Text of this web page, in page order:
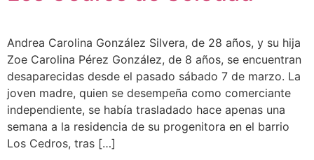
Andrea Carolina González Silvera, de 28 años, y su hija
Zoe Carolina Pérez González, de 8 años, se encuentran
desaparecidas desde el pasado sábado 7 de marzo. La
joven madre, quien se desempeña como comerciante
independiente, se había trasladado hace apenas una
semana a la residencia de su progenitora en el barrio
Los Cedros, tras […]